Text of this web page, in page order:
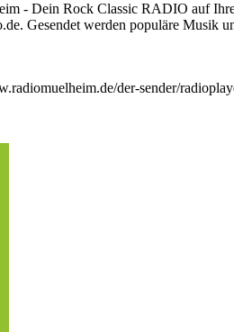
- Dein Rock Classic RADIO auf
Gesendet werden populäre
der-sender/